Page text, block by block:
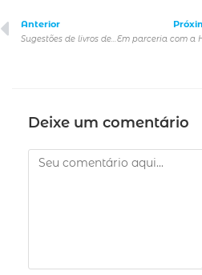
Anterior
Deixe um comentário